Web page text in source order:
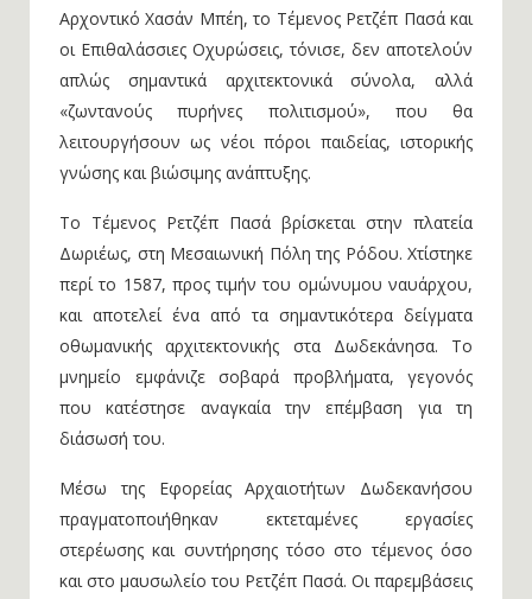
Αρχοντικό Χασάν Μπέη, το Τέμενος Ρετζέπ Πασά και
οι Επιθαλάσσιες Οχυρώσεις, τόνισε, δεν αποτελούν
απλώς σημαντικά αρχιτεκτονικά σύνολα, αλλά
«ζωντανούς πυρήνες πολιτισμού», που θα
λειτουργήσουν ως νέοι πόροι παιδείας, ιστορικής
γνώσης και βιώσιμης ανάπτυξης.
Το Τέμενος Ρετζέπ Πασά βρίσκεται στην πλατεία
Δωριέως, στη Μεσαιωνική Πόλη της Ρόδου. Χτίστηκε
περί το 1587, προς τιμήν του ομώνυμου ναυάρχου,
και αποτελεί ένα από τα σημαντικότερα δείγματα
οθωμανικής αρχιτεκτονικής στα Δωδεκάνησα. Το
μνημείο εμφάνιζε σοβαρά προβλήματα, γεγονός
που κατέστησε αναγκαία την επέμβαση για τη
διάσωσή του.
Μέσω της Εφορείας Αρχαιοτήτων Δωδεκανήσου
πραγματοποιήθηκαν εκτεταμένες εργασίες
στερέωσης και συντήρησης τόσο στο τέμενος όσο
και στο μαυσωλείο του Ρετζέπ Πασά. Οι παρεμβάσεις